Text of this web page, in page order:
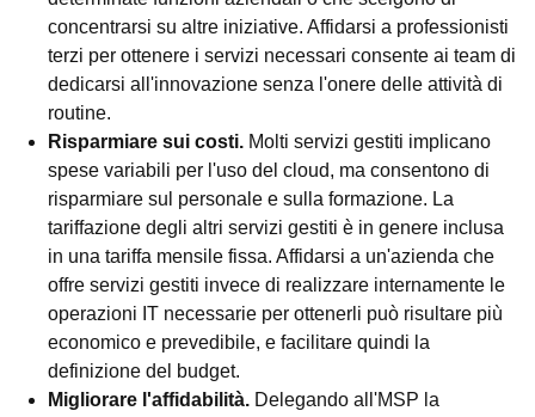
concentrarsi su altre iniziative. Affidarsi a professionisti
terzi per ottenere i servizi necessari consente ai team di
dedicarsi all'innovazione senza l'onere delle attività di
routine.
Risparmiare sui costi. Molti servizi gestiti implicano
spese variabili per l'uso del cloud, ma consentono di
risparmiare sul personale e sulla formazione. La
tariffazione degli altri servizi gestiti è in genere inclusa
in una tariffa mensile fissa. Affidarsi a un'azienda che
offre servizi gestiti invece di realizzare internamente le
operazioni IT necessarie per ottenerli può risultare più
economico e prevedibile, e facilitare quindi la
definizione del budget.
Migliorare l'affidabilità. Delegando all'MSP la